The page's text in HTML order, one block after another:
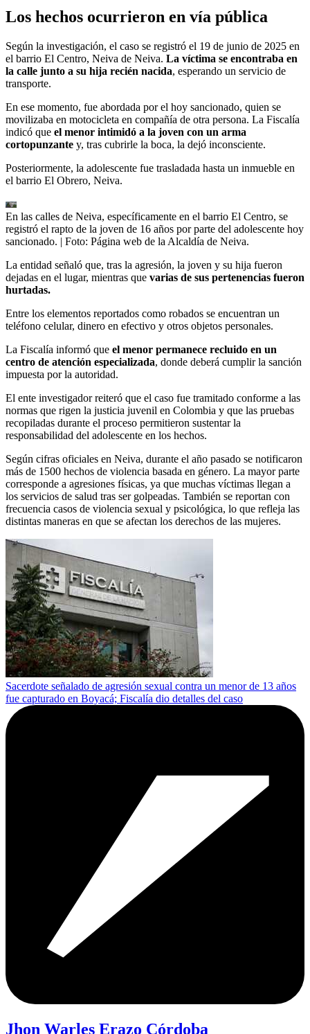
Los hechos ocurrieron en vía pública
Según la investigación, el caso se registró el 19 de junio de 2025 en
el barrio El Centro, Neiva de Neiva. La víctima se encontraba en
la calle junto a su hija recién nacida, esperando un servicio de
transporte.
En ese momento, fue abordada por el hoy sancionado, quien se
movilizaba en motocicleta en compañía de otra persona. La Fiscalía
indicó que el menor intimidó a la joven con un arma
cortopunzante y, tras cubrirle la boca, la dejó inconsciente.
Posteriormente, la adolescente fue trasladada hasta un inmueble en
el barrio El Obrero, Neiva.
En las calles de Neiva, específicamente en el barrio El Centro, se
registró el rapto de la joven de 16 años por parte del adolescente hoy
sancionado. | Foto: Página web de la Alcaldía de Neiva.
La entidad señaló que, tras la agresión, la joven y su hija fueron
dejadas en el lugar, mientras que varias de sus pertenencias fueron
hurtadas.
Entre los elementos reportados como robados se encuentran un
teléfono celular, dinero en efectivo y otros objetos personales.
La Fiscalía informó que el menor permanece recluido en un
centro de atención especializada, donde deberá cumplir la sanción
impuesta por la autoridad.
El ente investigador reiteró que el caso fue tramitado conforme a las
normas que rigen la justicia juvenil en Colombia y que las pruebas
recopiladas durante el proceso permitieron sustentar la
responsabilidad del adolescente en los hechos.
Según cifras oficiales en Neiva, durante el año pasado se notificaron
más de 1500 hechos de violencia basada en género. La mayor parte
corresponde a agresiones físicas, ya que muchas víctimas llegan a
los servicios de salud tras ser golpeadas. También se reportan con
frecuencia casos de violencia sexual y psicológica, lo que refleja las
distintas maneras en que se afectan los derechos de las mujeres.
Sacerdote señalado de agresión sexual contra un menor de 13 años
fue capturado en Boyacá; Fiscalía dio detalles del caso
Jhon Warles Erazo Córdoba